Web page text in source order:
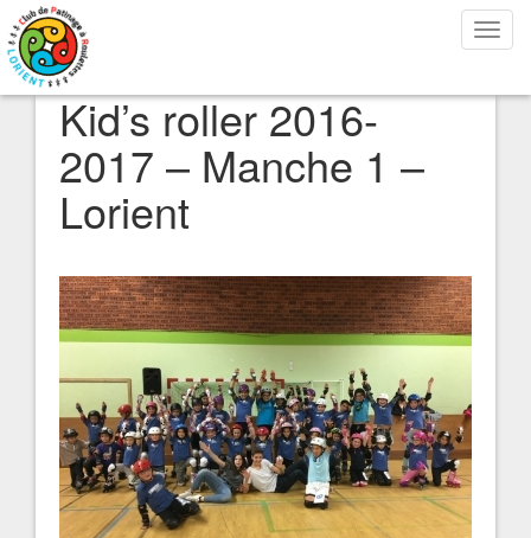
la
Kid’s roller 2016-
2017 – Manche 1 –
Lorient